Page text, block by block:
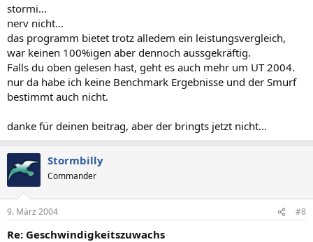
stormi...
nerv nicht...
das programm bietet trotz alledem ein leistungsvergleich,
war keinen 100%igen aber dennoch aussgekräftig.
Falls du oben gelesen hast, geht es auch mehr um UT 2004.
nur da habe ich keine Benchmark Ergebnisse und der Smurf
bestimmt auch nicht.
danke für deinen beitrag, aber der bringts jetzt nicht...
Stormbilly
Commander
9. März 2004 #8
Re: Geschwindigkeitszuwachs